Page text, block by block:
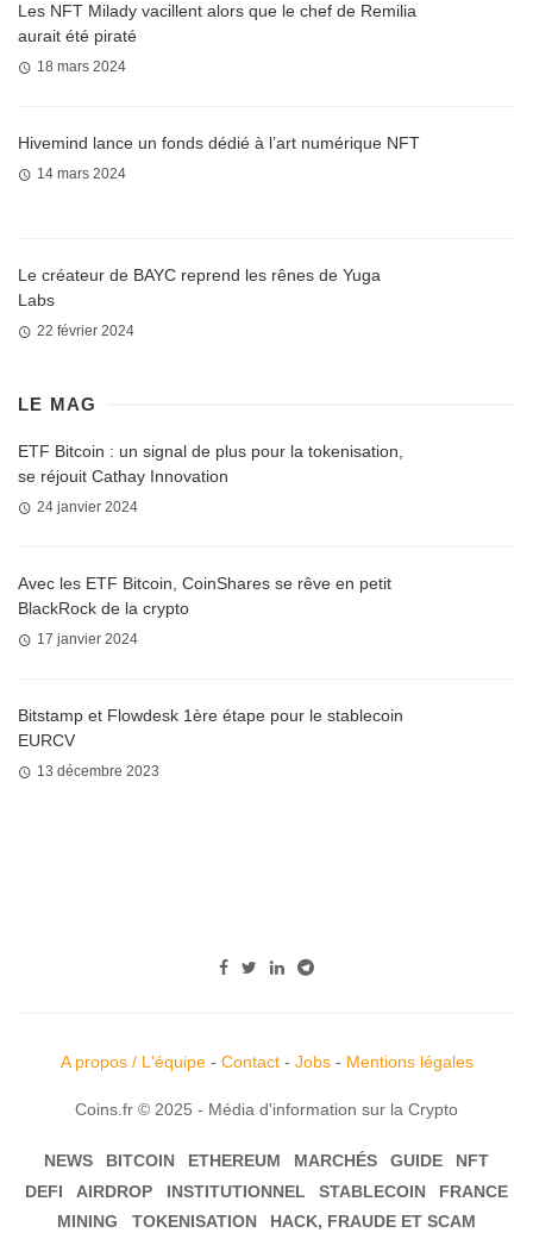
Les NFT Milady vacillent alors que le chef de Remilia
aurait été piraté
18 mars 2024
Hivemind lance un fonds dédié à l’art numérique NFT
14 mars 2024
Le créateur de BAYC reprend les rênes de Yuga
Labs
22 février 2024
LE MAG
ETF Bitcoin : un signal de plus pour la tokenisation,
se réjouit Cathay Innovation
24 janvier 2024
Avec les ETF Bitcoin, CoinShares se rêve en petit
BlackRock de la crypto
17 janvier 2024
Bitstamp et Flowdesk 1ère étape pour le stablecoin
EURCV
13 décembre 2023
A propos / L'équipe- Contact- Jobs- Mentions légales
Coins.fr © 2025 - Média d'information sur la Crypto
NEWS BITCOIN ETHEREUM MARCHÉS GUIDE
NFT
DEFI
AIRDROP INSTITUTIONNEL STABLECOIN
FRANCE
MINING
TOKENISATION HACK, FRAUDE ET SCAM